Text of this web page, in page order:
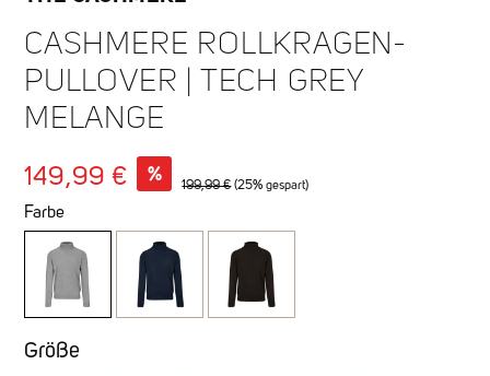
CASHMERE ROLLKRAGEN-
PULLOVER | TECH GREY
MELANGE
Verkaufspreis:
149,99 € % Regulärer Preis:
199,99 € (25% gespart)
Farbe
Größe